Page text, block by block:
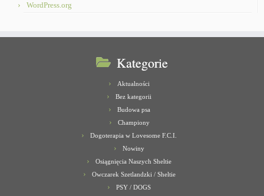
WordPress.org
Kategorie
Aktualności
Bez kategorii
Budowa psa
Championy
Dogoterapia w Lovesome F.C.I.
Nowiny
Osiągnięcia Naszych Sheltie
Owczarek Szetlandzki / Sheltie
PSY / DOGS